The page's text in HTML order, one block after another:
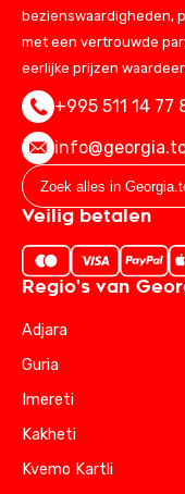
bezienswaardigheden,
met een vertrouwde
eerlijke prijzen
+995 511 14 77
Veilig betalen
Regio's van
Adjara
Guria
Imereti
Kakheti
Kvemo Kartli